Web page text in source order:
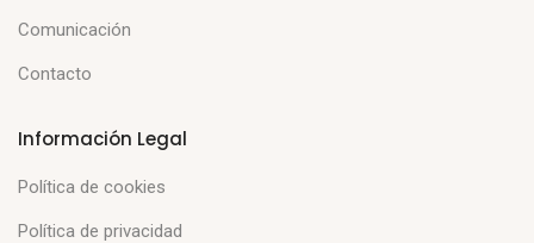
Comunicación
Contacto
Información Legal
Política de cookies
Política de privacidad